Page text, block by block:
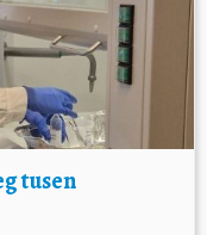
tusen